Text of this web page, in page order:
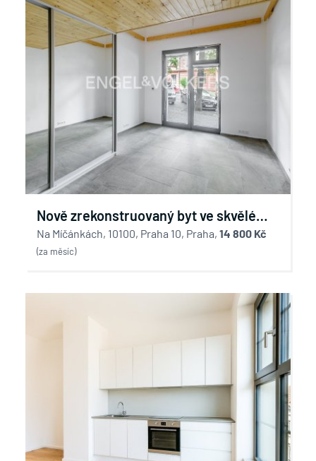
Nově zrekonstruovaný byt ve skvělé
lokalitě
Na Míčánkách, 10100, Praha 10, Praha, 14 800 Kč
(za měsíc)